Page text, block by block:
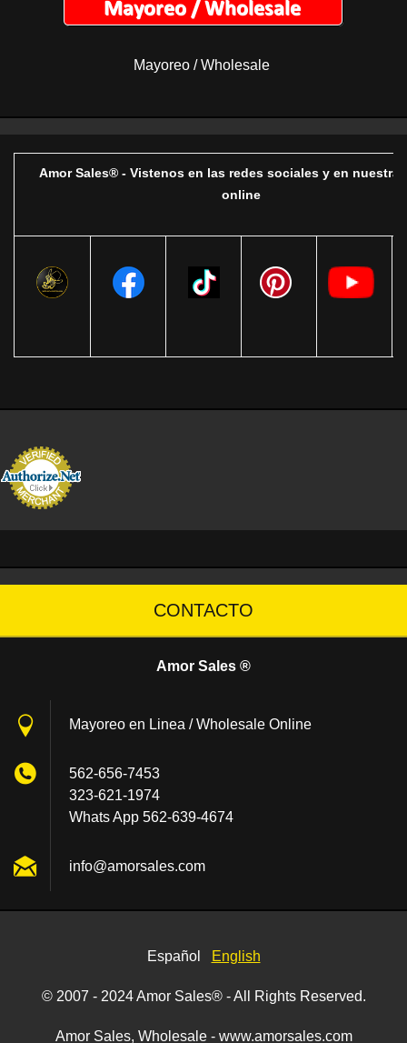
Mayoreo / Wholesale
Amor Sales® - Vistenos en las redes sociales y en nuestra
online
CONTACTO
Amor Sales ®
Mayoreo en Linea / Wholesale Online
562-656-7453
323-621-1974
Whats App 562-639-4674
info@amorsales.com
Español English
© 2007 - 2024 Amor Sales® - All Rights Reserved.
Amor Sales, Wholesale - www.amorsales.com